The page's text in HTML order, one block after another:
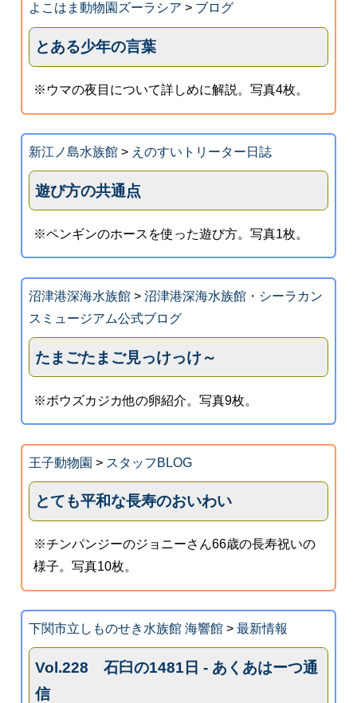
よこはま動物園ズーラシア > ブログ
とある少年の言葉
※ウマの夜目について詳しめに解説。写真4枚。
新江ノ島水族館> えのすいトリーター日誌
遊び方の共通点
※ペンギンのホースを使った遊び方。写真1枚。
沼津港深海水族館> 沼津港深海水族館・シーラカン
スミュージアム公式ブログ
たまごたまご見っけっけ～
※ボウズカジカ他の卵紹介。写真9枚。
王子動物園 > スタッフBLOG
とても平和な長寿のおいわい
※チンパンジーのジョニーさん66歳の長寿祝いの
様子。写真10枚。
下関市立しものせき水族館 海響館> 最新情報
Vol.228 石臼の1481日 - あくあはーつ通
信